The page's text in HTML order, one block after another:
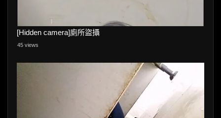
[Hidden camera]廁所盜攝
45 views